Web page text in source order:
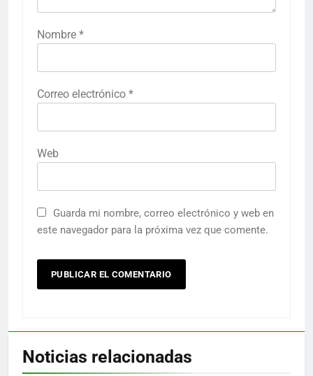
Nombre *
Correo electrónico *
Web
Guarda mi nombre, correo electrónico y web en
este navegador para la próxima vez que comente.
Noticias relacionadas